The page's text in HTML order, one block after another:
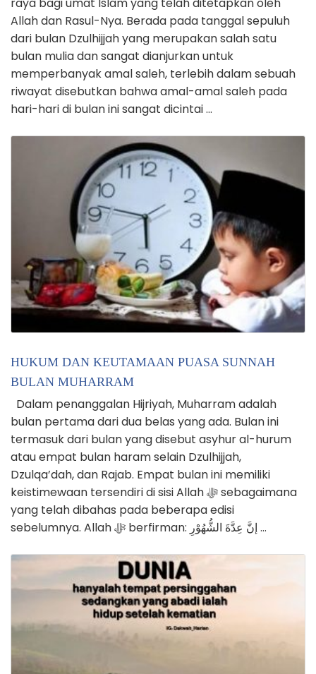
raya bagi umat Islam yang telah ditetapkan oleh
Allah dan Rasul-Nya. Berada pada tanggal sepuluh
dari bulan Dzulhijjah yang merupakan salah satu
bulan mulia dan sangat dianjurkan untuk
memperbanyak amal saleh, terlebih dalam sebuah
riwayat disebutkan bahwa amal-amal saleh pada
hari-hari di bulan ini sangat dicintai …
HUKUM DAN KEUTAMAAN PUASA SUNNAH
BULAN MUHARRAM
Dalam penanggalan Hijriyah, Muharram adalah
bulan pertama dari dua belas yang ada. Bulan ini
termasuk dari bulan yang disebut asyhur al-hurum
atau empat bulan haram selain Dzulhijjah,
Dzulqa’dah, dan Rajab. Empat bulan ini memiliki
keistimewaan tersendiri di sisi Allah ﷻ sebagaimana
yang telah dibahas pada beberapa edisi
sebelumnya. Allah ﷻ berfirman: إنَّ عِدَّةَ الشُّهُوْرِ …